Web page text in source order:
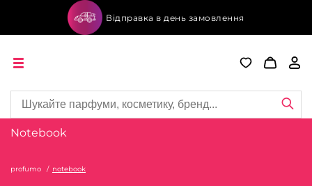
Відправка в день замовлення
Notebook
profumo notebook